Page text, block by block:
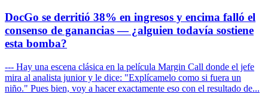
DocGo se derritió 38% en ingresos y encima falló el
consenso de ganancias — ¿alguien todavía sostiene
esta bomba?
--- Hay una escena clásica en la película Margin Call donde el jefe
mira al analista junior y le dice: "Explícamelo como si fuera un
niño." Pues bien, voy a hacer exactamente eso con el resultado de...